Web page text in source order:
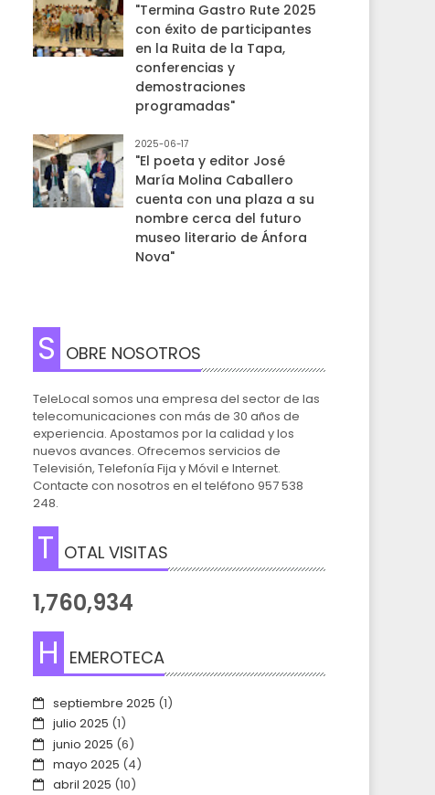
"Termina Gastro Rute 2025
con éxito de participantes
en la Ruita de la Tapa,
conferencias y
demostraciones
programadas"
2025-06-17
"El poeta y editor José
María Molina Caballero
cuenta con una plaza a su
nombre cerca del futuro
museo literario de Ánfora
Nova"
S OBRE NOSOTROS
TeleLocal somos una empresa del sector de las
telecomunicaciones con más de 30 años de
experiencia. Apostamos por la calidad y los
nuevos avances. Ofrecemos servicios de
Televisión, Telefonía Fija y Móvil e Internet.
Contacte con nosotros en el teléfono 957 538
248.
T OTAL VISITAS
1,760,934
H EMEROTECA
septiembre 2025 (1)
julio 2025 (1)
junio 2025 (6)
mayo 2025 (4)
abril 2025 (10)